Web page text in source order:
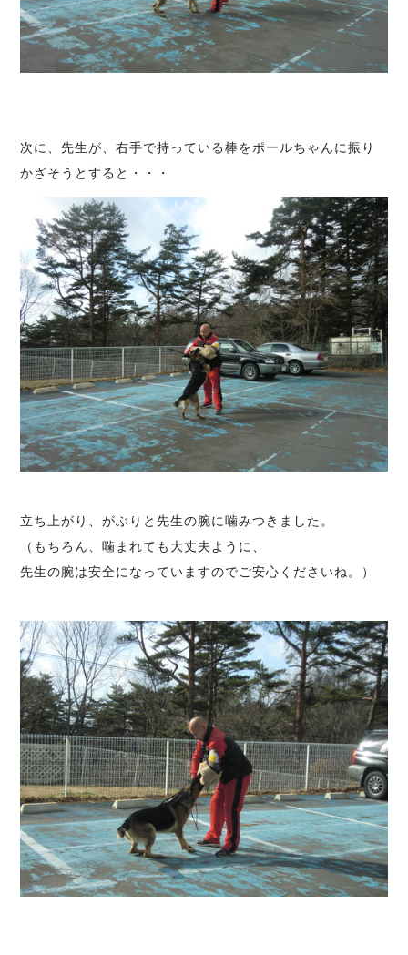
次に、先生が、右手で持っている棒をポールちゃんに振り
かざそうとすると・・・
立ち上がり、がぶりと先生の腕に噛みつきました。
（もちろん、噛まれても大丈夫ように、
先生の腕は安全になっていますのでご安心くださいね。）